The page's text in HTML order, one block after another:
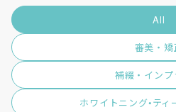
All
審美・矯
補綴・インプ
ホワイトニング•ティ